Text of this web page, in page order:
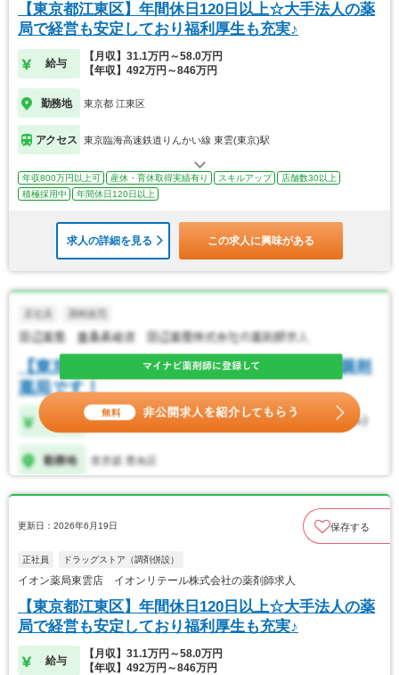
【東京都江東区】年間休日120日以上☆大手法人の薬
局で経営も安定しており福利厚生も充実♪
給与
【月収】31.1万円～58.0万円
【年収】492万円～846万円
勤務地 東京都 江東区
アクセス 東京臨海高速鉄道りんかい線 東雲(東京)駅
年収800万円以上可 産休・育休取得実績有り スキルアップ
店舗数30以上
積極採用中
年間休日120日以上
求人の詳細を見る この求人に興味がある
更新日：2026年6月19日 保存する
正社員 ドラッグストア（調剤併設）
イオン薬局東雲店 イオンリテール株式会社の薬剤師求人
【東京都江東区】年間休日120日以上☆大手法人の薬
局で経営も安定しており福利厚生も充実♪
給与
【月収】31.1万円～58.0万円
【年収】492万円～846万円